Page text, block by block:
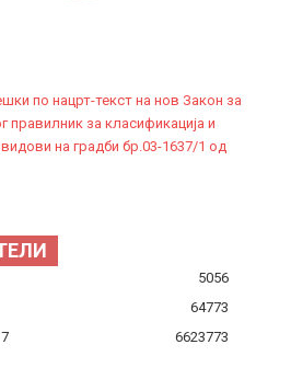
по нацрт-текст на нов Закон за
правилник за класификација и
видови на градби бр.03-1637/1 од
5056
64773
6623773